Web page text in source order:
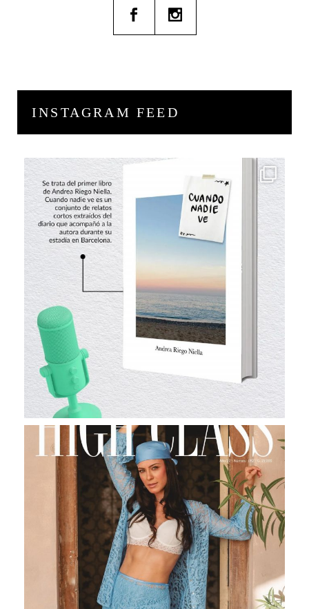
INSTAGRAM FEED